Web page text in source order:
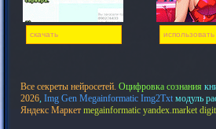
скачать использовать
Все секреты нейросетей. Оцифровка сознания
2026, Img Gen Megainformatic Img2Txt модуль
Яндекс Маркет megainformatic yandex.market